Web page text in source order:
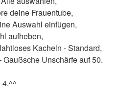
deine Frauentube,
Auswahl einfügen,
aufheben,
Kacheln - Standard,
Unschärfe auf 50.
4.^^